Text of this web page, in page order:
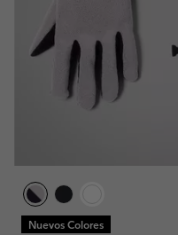
Nuevos Colores